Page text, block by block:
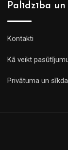
Palīdzība
Kontakti
Kā veikt
Privātuma un